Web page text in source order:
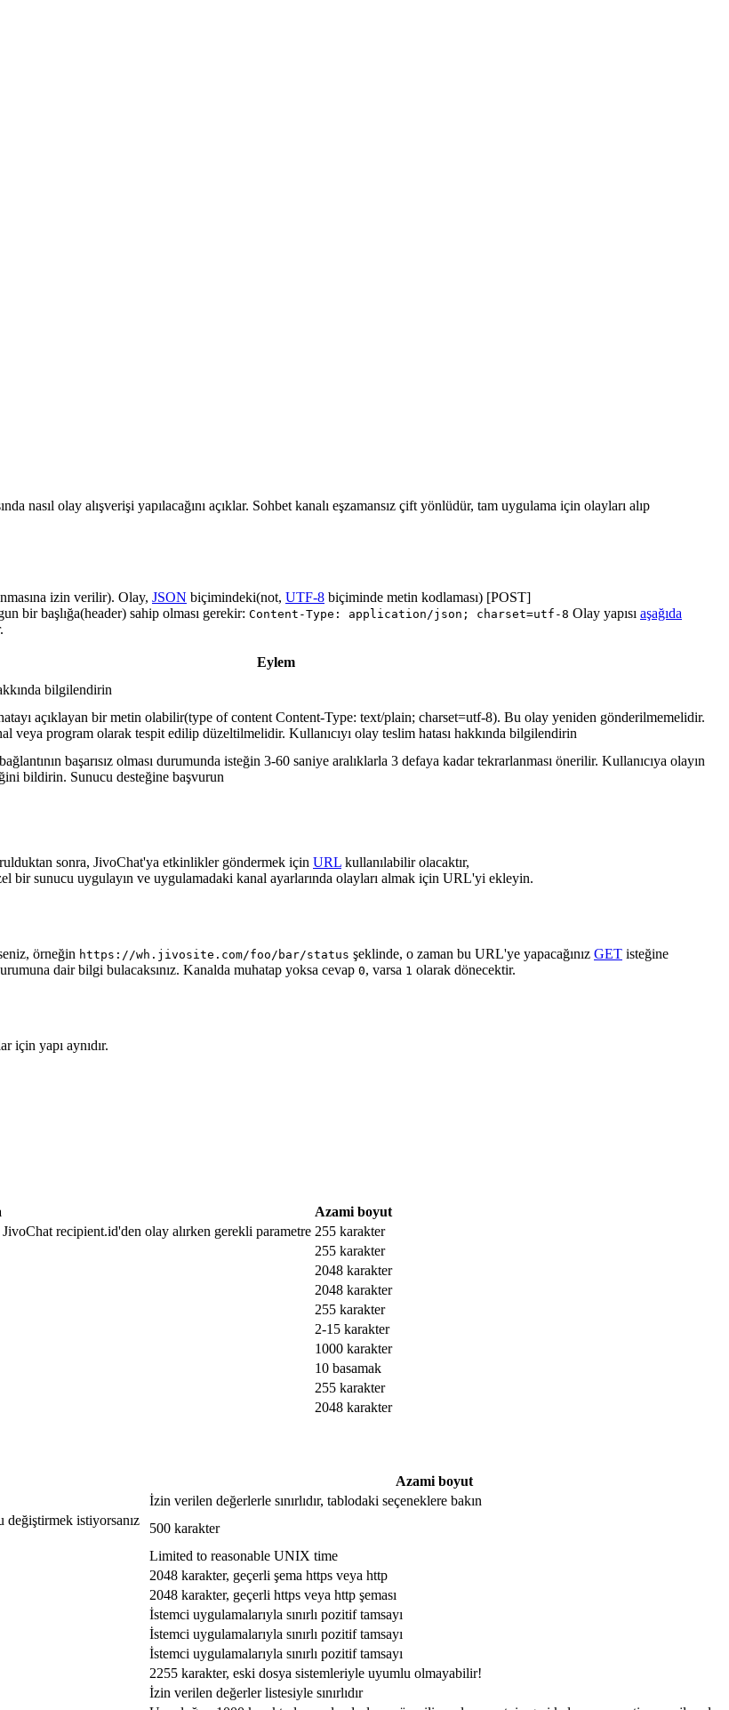
nasıl olay alışverişi yapılacağını açıklar. Sohbet kanalı eşzamansız çift yönlüdür, tam uygulama için olayları alıp
izin verilir). Olay, JSON biçimindeki(not, UTF-8 biçiminde metin kodlaması) [POST]
bir başlığa(header) sahip olması gerekir: Content-Type: application/json; charset=utf-8 Olay yapısı aşağıda
Eylem
bilgilendirin
açıklayan bir metin olabilir(type of content Content-Type: text/plain; charset=utf-8). Bu olay yeniden gönderilmemelidir.
veya program olarak tespit edilip düzeltilmelidir. Kullanıcıyı olay teslim hatası hakkında bilgilendirin
başarısız olması durumunda isteğin 3-60 saniye aralıklarla 3 defaya kadar tekrarlanması önerilir. Kullanıcıya olayın
bildirin. Sunucu desteğine başvurun
sonra, JivoChat'ya etkinlikler göndermek için URL kullanılabilir olacaktır,
bir sunucu uygulayın ve uygulamadaki kanal ayarlarında olayları almak için URL'yi ekleyin.
örneğin https://wh.jivosite.com/foo/bar/status şeklinde, o zaman bu URL'ye yapacağınız GET isteğine
dair bilgi bulacaksınız. Kanalda muhatap yoksa cevap 0, varsa 1 olarak dönecektir.
için yapı aynıdır.
Azami boyut
recipient.id'den olay alırken gerekli parametre 255 karakter
255 karakter
2048 karakter
2048 karakter
255 karakter
2-15 karakter
1000 karakter
10 basamak
255 karakter
2048 karakter
Azami boyut
İzin verilen değerlerle sınırlıdır, tablodaki seçeneklere bakın
değiştirmek istiyorsanız
500 karakter
Limited to reasonable UNIX time
2048 karakter, geçerli şema https veya http
2048 karakter, geçerli https veya http şeması
İstemci uygulamalarıyla sınırlı pozitif tamsayı
İstemci uygulamalarıyla sınırlı pozitif tamsayı
İstemci uygulamalarıyla sınırlı pozitif tamsayı
2255 karakter, eski dosya sistemleriyle uyumlu olmayabilir!
İzin verilen değerler listesiyle sınırlıdır